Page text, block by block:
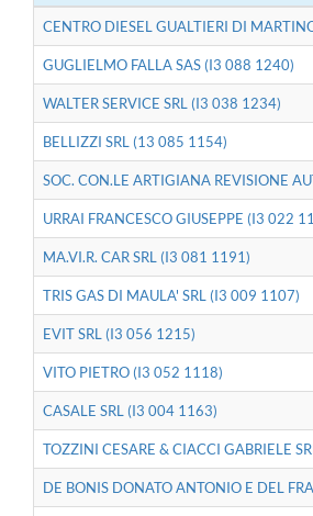
CENTRO DIESEL GUALTIERI DI
GUGLIELMO FALLA SAS (I3 088 1240)
WALTER SERVICE SRL (I3 038 1234)
BELLIZZI SRL (13 085 1154)
SOC. CON.LE ARTIGIANA REVISIONE
URRAI FRANCESCO GIUSEPPE (I3 022
MA.VI.R. CAR SRL (I3 081 1191)
TRIS GAS DI MAULA' SRL (I3 009 1107)
EVIT SRL (I3 056 1215)
VITO PIETRO (I3 052 1118)
CASALE SRL (I3 004 1163)
TOZZINI CESARE & CIACCI GABRIELE
DE BONIS DONATO ANTONIO E DEL